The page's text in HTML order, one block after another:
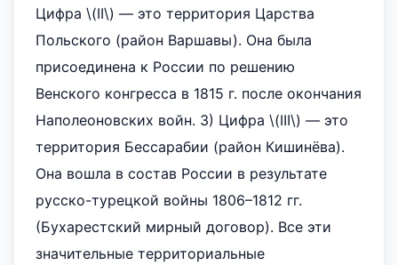
Цифра \(II\) — это территория Царства
Польского (район Варшавы). Она была
присоединена к России по решению
Венского конгресса в 1815 г. после окончания
Наполеоновских войн. 3) Цифра \(III\) — это
территория Бессарабии (район Кишинёва).
Она вошла в состав России в результате
русско-турецкой войны 1806–1812 гг.
(Бухарестский мирный договор). Все эти
значительные территориальные